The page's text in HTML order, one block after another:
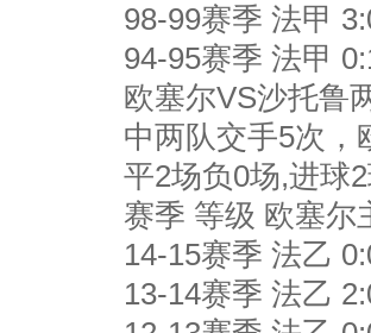
98-99赛季 法甲
94-95赛季 法甲
欧塞尔VS沙托鲁
中两队交手5次，
平2场负0场,进球
赛季 等级 欧塞尔
14-15赛季 法乙
13-14赛季 法乙